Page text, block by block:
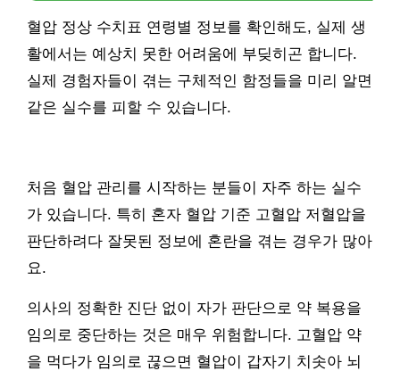
혈압 정상 수치표 연령별 정보를 확인해도, 실제 생
활에서는 예상치 못한 어려움에 부딪히곤 합니다.
실제 경험자들이 겪는 구체적인 함정들을 미리 알면
같은 실수를 피할 수 있습니다.
처음 혈압 관리를 시작하는 분들이 자주 하는 실수
가 있습니다. 특히 혼자 혈압 기준 고혈압 저혈압을
판단하려다 잘못된 정보에 혼란을 겪는 경우가 많아
요.
의사의 정확한 진단 없이 자가 판단으로 약 복용을
임의로 중단하는 것은 매우 위험합니다. 고혈압 약
을 먹다가 임의로 끊으면 혈압이 갑자기 치솟아 뇌